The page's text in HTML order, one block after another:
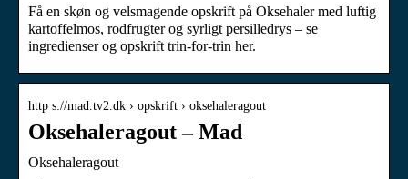
Få en skøn og velsmagende opskrift på Oksehaler med luftig
kartoffelmos, rodfrugter og syrligt persilledrys – se
ingredienser og opskrift trin-for-trin her.
http s://mad.tv2.dk › opskrift › oksehaleragout
Oksehaleragout – Mad
Oksehaleragout